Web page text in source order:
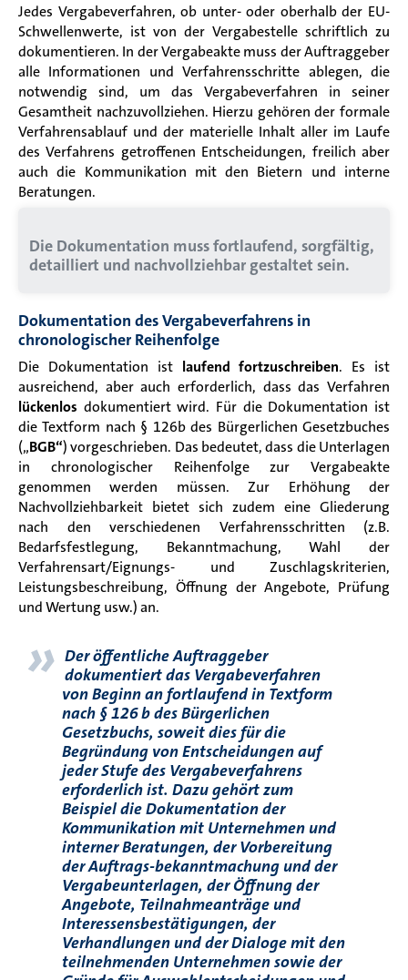
Jedes Vergabeverfahren, ob unter- oder oberhalb der EU-
Schwellenwerte, ist von der Vergabestelle schriftlich zu
dokumentieren. In der Vergabeakte muss der Auftraggeber
alle Informationen und Verfahrensschritte ablegen, die
notwendig sind, um das Vergabeverfahren in seiner
Gesamtheit nachzuvollziehen. Hierzu gehören der formale
Verfahrensablauf und der materielle Inhalt aller im Laufe
des Verfahrens getroffenen Entscheidungen, freilich aber
auch die Kommunikation mit den Bietern und interne
Beratungen.
Die Dokumentation muss fortlaufend, sorgfältig,
detailliert und nachvollziehbar gestaltet sein.
Dokumentation des Vergabeverfahrens in
chronologischer Reihenfolge
Die Dokumentation ist laufend fortzuschreiben. Es ist
ausreichend, aber auch erforderlich, dass das Verfahren
lückenlos dokumentiert wird. Für die Dokumentation ist
die Textform nach § 126b des Bürgerlichen Gesetzbuches
(„BGB“) vorgeschrieben. Das bedeutet, dass die Unterlagen
in chronologischer Reihenfolge zur Vergabeakte
genommen werden müssen. Zur Erhöhung der
Nachvollziehbarkeit bietet sich zudem eine Gliederung
nach den verschiedenen Verfahrensschritten (z.B.
Bedarfsfestlegung, Bekanntmachung, Wahl der
Verfahrensart/Eignungs- und Zuschlagskriterien,
Leistungsbeschreibung, Öffnung der Angebote, Prüfung
und Wertung usw.) an.
» Der öffentliche Auftraggeber
dokumentiert das Vergabeverfahren
von Beginn an fortlaufend in Textform
nach § 126 b des Bürgerlichen
Gesetzbuchs, soweit dies für die
Begründung von Entscheidungen auf
jeder Stufe des Vergabeverfahrens
erforderlich ist. Dazu gehört zum
Beispiel die Dokumentation der
Kommunikation mit Unternehmen und
interner Beratungen, der Vorbereitung
der Auftrags-bekanntmachung und der
Vergabeunterlagen, der Öffnung der
Angebote, Teilnahmeanträge und
Interessensbestätigungen, der
Verhandlungen und der Dialoge mit den
teilnehmenden Unternehmen sowie der